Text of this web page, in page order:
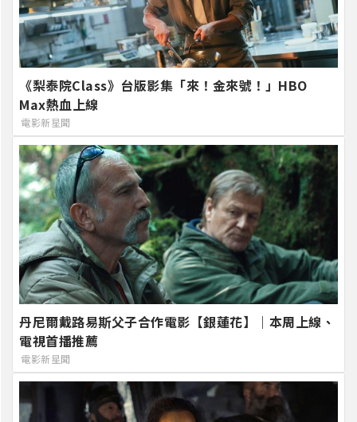
《梨泰院Class》台版影集「來！金來號！」HBO
Max熱血上線
電影新星聞
丹尼爾戴路易斯父子合作電影【銀蓮花】｜本周上線、
電視首播推薦
電影新星聞